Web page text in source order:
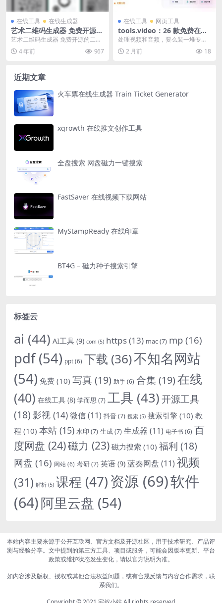
在线工具 在线生成器
艺术二维码生成器 免费开源的
二维码美化工具。
艺术二维码生成器 免费开源的二维
码美化工具。 链接: https://qrbtf...
4 年前 967
在线工具 网页工具
tools.video：26 款免费在线
音视频工具，全程本地处理，
支持 50GB 大文件
处理视频和音频，要么装一堆专业
软件，要么上传到在线工具等半
天，还担心隐私泄露。t...
2 月前 18
近期文章
火车票在线生成器 Train Ticket Generator
xgrowth 在线推文创作工具
全盘搜索 网盘磁力一键搜索
FastSaver 在线视频下载网站
MyStampReady 在线印章
BT4G – 磁力种子搜索引擎
标签云
ai (44) AI工具 (9) com (5) https(13) mac(7) mp (16)
pdf(54) ppt(6) 下载 (36)不知名网站
(54) 免费 (10) 写真 (19) 助手(6) 合集 (19)在线
(40) 在线工具 (8) 学而思 (7) 工具 (43)开源工具
(18) 影视 (14)微信(11) 抖音(7) 搜索 (5) 搜索引擎 (10) 教
程 (10) 本站 (15) 水印 (7) 生成(7) 生成器 (11) 电子书(6) 百
度网盘 (24)磁力 (23) 磁力搜索 (10) 福利 (18)
网盘 (16) 网站(6) 考研(7) 英语 (9) 蓝奏网盘 (11) 视频
(31) 解析 (5) 课程 (47)资源 (69)软件
(64)阿里云盘 (54)
本站内容主要来源于公开互联网、官方文档及开源社区，用于技术研究、产品评
测与经验分享。文中提到的第三方工具、项目或服务，可能会因版本更新、平台
政策或维护状态发生变化，请以官方说明为准。
如内容涉及版权、授权或其他合法权益问题，或有合规反馈与内容合作需求，联
系我们。